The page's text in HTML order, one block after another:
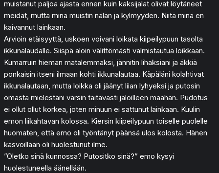
muistanut paljoa ajasta ennen kuin kaksijalat olivat löytäneet
meidät, mutta minä muistin nälän ja kylmyyden. Niitä minä en
kaivannut lainkaan.
Arvioin etäisyyttä, uskoen voivani loikata kiipeilypuun tasolta
ikkunalaudalle. Siispä aloin välittömästi valmistautua loikkaan.
Kumarruin hieman matalemmaksi, jännitin lihaksiani ja äkkiä
ponkaisin itseni ilmaan kohti ikkunalautaa. Käpäläni kolahtivat
ikkunalautaan, mutta loikka oli jäänyt liian lyhyeksi ja putosin
omasta mielestäni varsin taitavasti jaloilleen maahan. Pudotus
ei ollut ollut korkea, joten minuun ei sattunut lainkaan. Kuulin
emon liikahtavan kolossa. Kiersin kiipeilypuun toiselle puolelle
huomaten, että emo oli työntänyt päänsä ulos kolosta. Hänen
kasvoillaan oli huolestunut ilme.
”Oletko sinä kunnossa? Putositko sinä?” emo kysyi
huolestuneella äänellään.